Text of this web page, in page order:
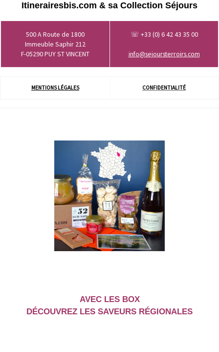
Itinerairesbis.com & sa Collection Séjours
500 A Route de 1800
Immeuble Saphir 212
F-05290 PUY ST VINCENT
☏ +33 (0) 6 42 43 35 00
info@sejoursterroirs.com
MENTIONS LÉGALES CONFIDENTIALITÉ
AVEC LES BOX
DÉCOUVREZ LES SAVEURS RÉGIONALES